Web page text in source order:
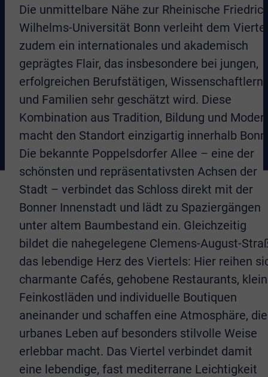
Die unmittelbare Nähe zur Rheinische
Wilhelms-Universität Bonn verleiht dem Viertel
zudem ein internationales und akademisch
geprägtes Flair, das insbesondere bei jungen,
erfolgreichen Berufstätigen, Wissenschaftlern
und Familien sehr geschätzt wird. Diese
Kombination aus Tradition, Bildung und
macht den Standort einzigartig innerhalb
Die bekannte Poppelsdorfer Allee – eine der
schönsten und repräsentativsten Achsen der
Stadt – verbindet das Schloss direkt mit der
Bonner Innenstadt und lädt zu Spaziergängen
unter altem Baumbestand ein. Gleichzeitig
bildet die nahegelegene Clemens-August-
das lebendige Herz des Viertels: Hier reihen
charmante Cafés, gehobene Restaurants,
Feinkostläden und individuelle Boutiquen
aneinander und schaffen eine Atmosphäre, die
urbanes Leben auf besonders stilvolle Weise
erlebbar macht. Das Viertel verbindet damit
eine lebendige, fast mediterrane Leichtigkeit